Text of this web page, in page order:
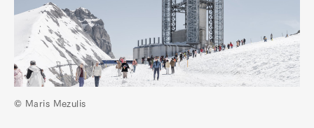
© Maris Mezulis